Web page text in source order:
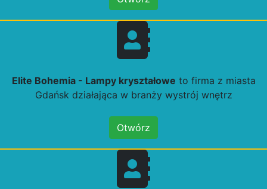
Elite Bohemia - Lampy kryształowe to firma z miasta
Gdańsk działająca w branży wystrój wnętrz
Otwórz